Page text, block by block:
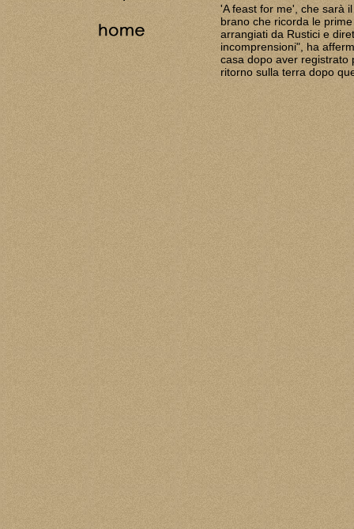
'A feast for me', che sarà
brano che ricorda le
arrangiati da Rustici e
incomprensioni", ha
casa dopo aver registrato
ritorno sulla terra dopo